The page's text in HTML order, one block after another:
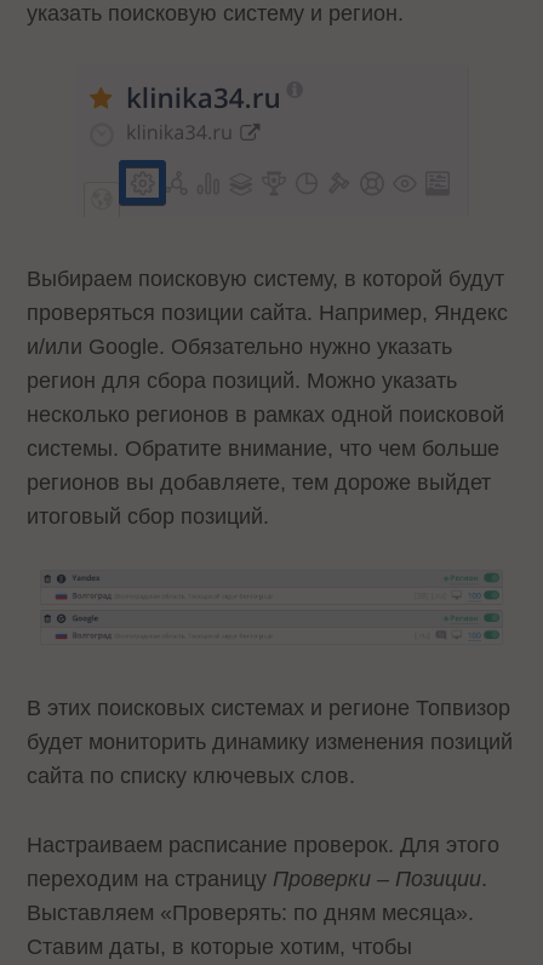
указать поисковую систему и регион.
Выбираем поисковую систему, в которой будут
проверяться позиции сайта. Например, Яндекс
и/или Google. Обязательно нужно указать
регион для сбора позиций. Можно указать
несколько регионов в рамках одной поисковой
системы. Обратите внимание, что чем больше
регионов вы добавляете, тем дороже выйдет
итоговый сбор позиций.
В этих поисковых системах и регионе Топвизор
будет мониторить динамику изменения позиций
сайта по списку ключевых слов.
Настраиваем расписание проверок. Для этого
переходим на страницу Проверки – Позиции.
Выставляем «Проверять: по дням месяца».
Ставим даты, в которые хотим, чтобы